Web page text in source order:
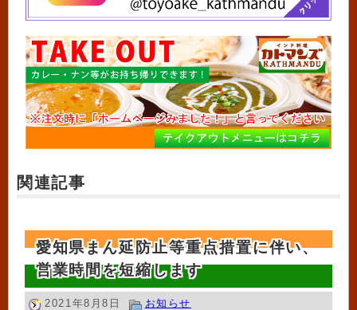
関連記事
愛知県まん延防止等重点措置に伴い、
営業時間を短縮します
2021年8月8日
お知らせ